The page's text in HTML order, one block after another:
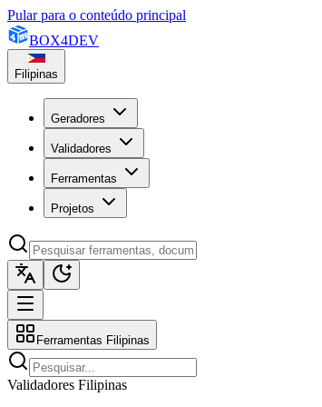
Pular para o conteúdo principal
BOX4DEV
Filipinas
Geradores
Validadores
Ferramentas
Projetos
Ferramentas Filipinas
Validadores Filipinas